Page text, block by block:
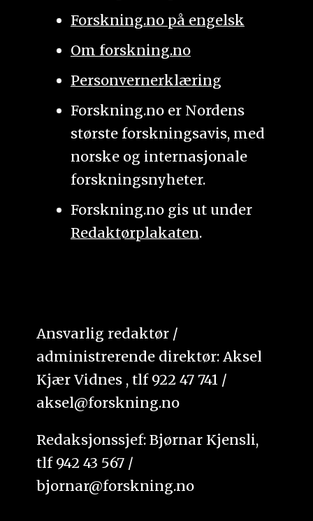
Forskning.no på engelsk
Om forskning.no
Personvernerklæring
Forskning.no er Nordens
største forskningsavis, med
norske og internasjonale
forskningsnyheter.
Forskning.no gis ut under
Redaktørplakaten.
Ansvarlig redaktør /
administrerende direktør: Aksel
Kjær Vidnes , tlf 922 47 741 /
aksel@forskning.no
Redaksjonssjef: Bjørnar Kjensli,
tlf 942 43 567 /
bjornar@forskning.no